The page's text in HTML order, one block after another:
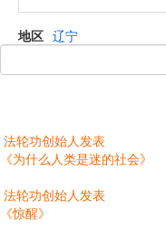
地区 辽宁
法轮功创始人发表
《为什么人类是迷的社会》
法轮功创始人发表
《惊醒》